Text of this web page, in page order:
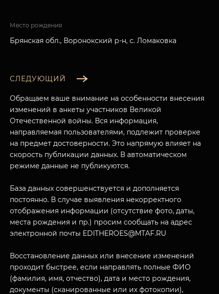
Место рождения
Брянская обл., Воронокский р-н, с. Ломаковка
СЛЕДУЮЩИЙ
Обращаем ваше внимание на особенности внесения
изменений в анкеты участников Великой
Отечественной войны. Вся информация,
направляемая пользователями, подлежит проверке
на предмет достоверности. Это напрямую влияет на
скорость публикации данных. В автоматическом
режиме данные не публикуются.
База данных совершенствуется и дополняется
постоянно. В случае выявления некорректного
отображения информации (отсутствие фото, даты,
места рождения и пр.) просим сообщать на адрес
электронной почты EDITHEROES@MTAF.RU
Восстановление данных или внесение изменений
проходит быстрее, если направлять полные ФИО
(фамилия, имя, отчество), дата и место рождения,
документы (сканированные или их фотокопии),